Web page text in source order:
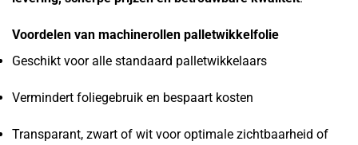
Voordelen van machinerollen palletwikkelfolie
Geschikt voor alle standaard palletwikkelaars
Vermindert foliegebruik en bespaart kosten
Transparant, zwart of wit voor optimale zichtbaarheid of